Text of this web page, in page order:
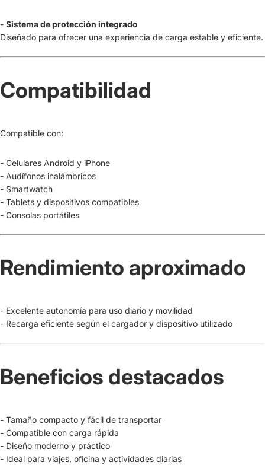
- Sistema de protección integrado
Diseñado para ofrecer una experiencia de carga estable y eficiente.
Compatibilidad
Compatible con:
- Celulares Android y iPhone
- Audífonos inalámbricos
- Smartwatch
- Tablets y dispositivos compatibles
- Consolas portátiles
Rendimiento aproximado
- Excelente autonomía para uso diario y movilidad
- Recarga eficiente según el cargador y dispositivo utilizado
Beneficios destacados
- Tamaño compacto y fácil de transportar
- Compatible con carga rápida
- Diseño moderno y práctico
- Ideal para viajes, oficina y actividades diarias